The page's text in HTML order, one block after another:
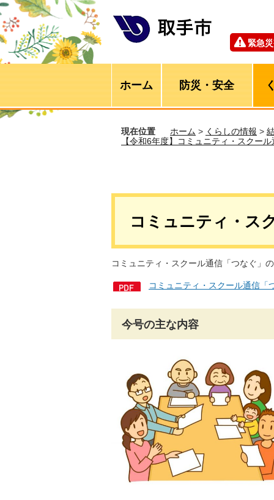
緊急
ホーム 防災・安全
現在位置 ホーム > くらしの情報 >
【令和6年度】コミュニティ・スクール
コミュニティ・ス
コミュニティ・スクール通信「つなぐ」
コミュニティ・スクール通信「
今号の主な内容